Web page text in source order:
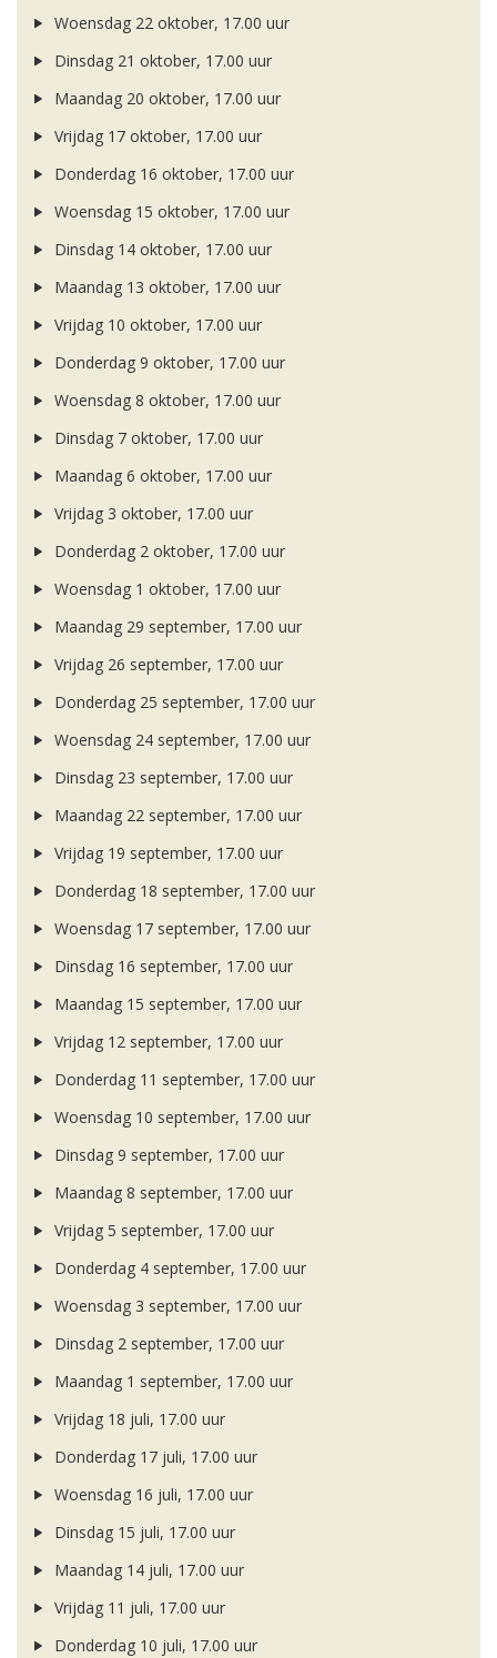
Woensdag 22 oktober, 17.00 uur
Dinsdag 21 oktober, 17.00 uur
Maandag 20 oktober, 17.00 uur
Vrijdag 17 oktober, 17.00 uur
Donderdag 16 oktober, 17.00 uur
Woensdag 15 oktober, 17.00 uur
Dinsdag 14 oktober, 17.00 uur
Maandag 13 oktober, 17.00 uur
Vrijdag 10 oktober, 17.00 uur
Donderdag 9 oktober, 17.00 uur
Woensdag 8 oktober, 17.00 uur
Dinsdag 7 oktober, 17.00 uur
Maandag 6 oktober, 17.00 uur
Vrijdag 3 oktober, 17.00 uur
Donderdag 2 oktober, 17.00 uur
Woensdag 1 oktober, 17.00 uur
Maandag 29 september, 17.00 uur
Vrijdag 26 september, 17.00 uur
Donderdag 25 september, 17.00 uur
Woensdag 24 september, 17.00 uur
Dinsdag 23 september, 17.00 uur
Maandag 22 september, 17.00 uur
Vrijdag 19 september, 17.00 uur
Donderdag 18 september, 17.00 uur
Woensdag 17 september, 17.00 uur
Dinsdag 16 september, 17.00 uur
Maandag 15 september, 17.00 uur
Vrijdag 12 september, 17.00 uur
Donderdag 11 september, 17.00 uur
Woensdag 10 september, 17.00 uur
Dinsdag 9 september, 17.00 uur
Maandag 8 september, 17.00 uur
Vrijdag 5 september, 17.00 uur
Donderdag 4 september, 17.00 uur
Woensdag 3 september, 17.00 uur
Dinsdag 2 september, 17.00 uur
Maandag 1 september, 17.00 uur
Vrijdag 18 juli, 17.00 uur
Donderdag 17 juli, 17.00 uur
Woensdag 16 juli, 17.00 uur
Dinsdag 15 juli, 17.00 uur
Maandag 14 juli, 17.00 uur
Vrijdag 11 juli, 17.00 uur
Donderdag 10 juli, 17.00 uur